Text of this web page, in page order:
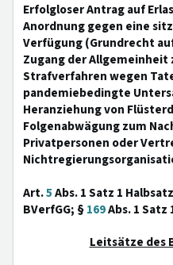
Erfolgloser Antrag auf
Anordnung gegen eine
Verfügung (Grundrecht
Zugang der
Strafverfahren wegen
pandemiebedingte
Heranziehung von
Folgenabwägung zum
Privatpersonen oder
Art.5Abs. 1 Satz 1
BVerfGG; §169Abs. 1 Satz
Leitsätze des